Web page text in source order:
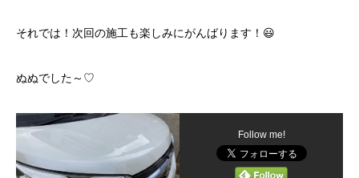
それでは！次回の施工も楽しみにがんばります！😃
ぬぬでした～♡
Follow me!